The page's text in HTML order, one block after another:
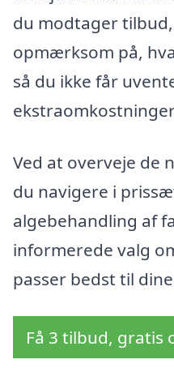
du modtager
opmærksom på,
så du ikke får
Ved at overveje de
du navigere i
algebehandling af
informerede valg
passer bedst til
Få 3 tilbud, gratis